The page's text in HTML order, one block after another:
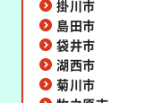
掛川市
島田市
袋井市
湖西市
菊川市